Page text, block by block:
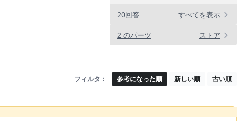
20回答 すべてを表示
2 のパーツ ストア
フィルタ： 参考になった順 新しい順 古い順